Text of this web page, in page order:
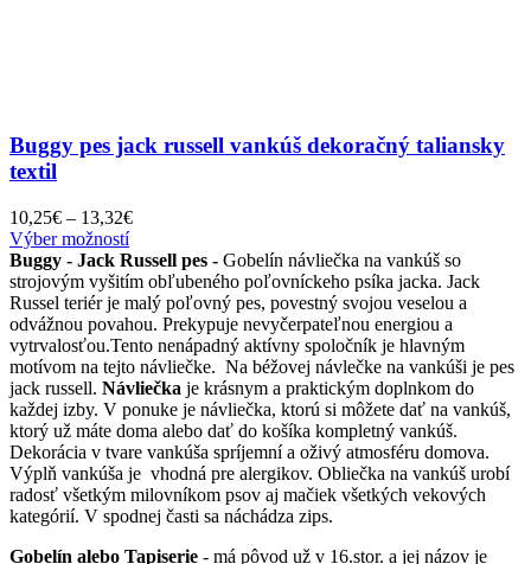
Buggy pes jack russell vankúš dekoračný taliansky
textil
10,25€ – 13,32€Price
10,25€
through
13,32€
Výber možnostíTento
produkt
má
viacero
variantov.
Možnosti
si
môžete
vybrať
na
stránke
produktu.
Buggy - Jack Russell pes - Gobelín návliečka na vankúš so
strojovým vyšitím obľubeného poľovníckeho psíka jacka. Jack
Russel teriér je malý poľovný pes, povestný svojou veselou a
odvážnou povahou. Prekypuje nevyčerpateľnou energiou a
vytrvalosťou.Tento nenápadný aktívny spoločník je hlavným
motívom na tejto návliečke. Na béžovej návlečke na vankúši je pes
jack russell. Návliečka je krásnym a praktickým doplnkom do
každej izby. V ponuke je návliečka, ktorú si môžete dať na vankúš,
ktorý už máte doma alebo dať do košíka kompletný vankúš.
Dekorácia v tvare vankúša spríjemní a oživý atmosféru domova.
Výplň vankúša je vhodná pre alergikov. Obliečka na vankúš urobí
radosť všetkým milovníkom psov aj mačiek všetkých vekových
kategórií. V spodnej časti sa náchádza zips.
Gobelín alebo Tapiserie - má pôvod už v 16.stor. a jej názov je